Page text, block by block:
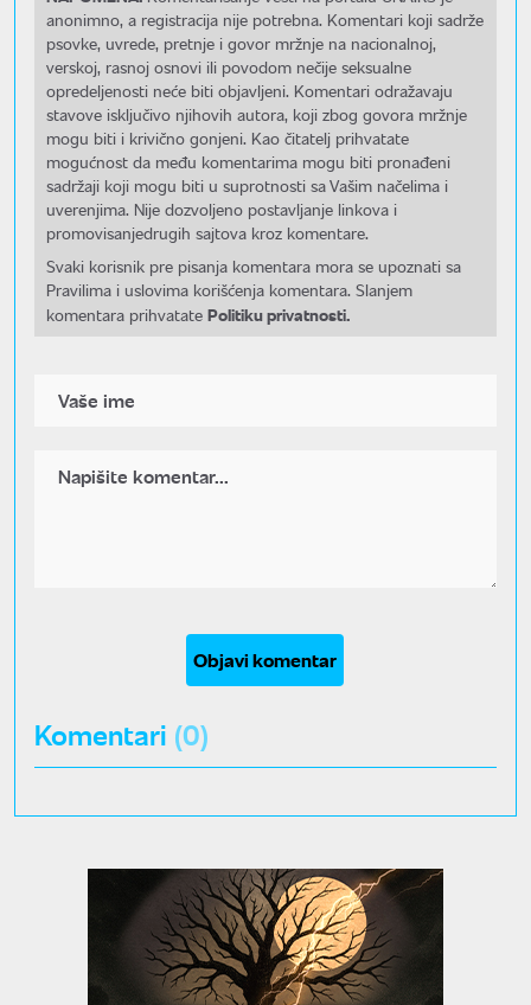
anonimno, a registracija nije potrebna. Komentari koji sadrže
psovke, uvrede, pretnje i govor mržnje na nacionalnoj,
verskoj, rasnoj osnovi ili povodom nečije seksualne
opredeljenosti neće biti objavljeni. Komentari odražavaju
stavove isključivo njihovih autora, koji zbog govora mržnje
mogu biti i krivično gonjeni. Kao čitatelj prihvatate
mogućnost da među komentarima mogu biti pronađeni
sadržaji koji mogu biti u suprotnosti sa Vašim načelima i
uverenjima. Nije dozvoljeno postavljanje linkova i
promovisanjedrugih sajtova kroz komentare.
Svaki korisnik pre pisanja komentara mora se upoznati sa
Pravilima i uslovima korišćenja komentara. Slanjem
komentara prihvatate Politiku privatnosti.
Objavi komentar
Komentari (0)